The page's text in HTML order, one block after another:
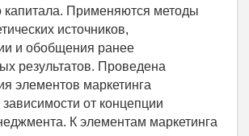
капитала. Применяются методы
источников,
и обобщения ранее
результатов. Проведена
элементов маркетинга
зависимости от концепции
К элементам маркетинга